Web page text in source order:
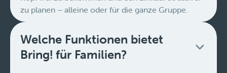
zu planen – alleine oder für die ganze Gruppe.
Welche Funktionen bietet
Bring! für Familien?